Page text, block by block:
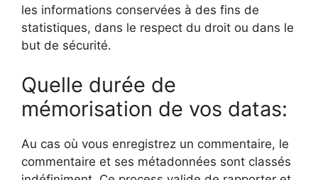
les informations conservées à des fins de
statistiques, dans le respect du droit ou dans le
but de sécurité.
Quelle durée de
mémorisation de vos datas:
Au cas où vous enregistrez un commentaire, le
commentaire et ses métadonnées sont classés